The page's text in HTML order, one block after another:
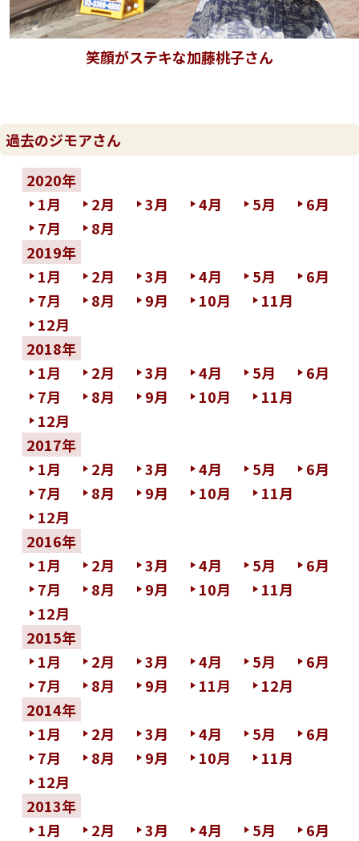
笑顔がステキな加藤桃子さん
過去のジモアさん
2020年
1月
2月 3月 4月 5月
6月
7月
8月
2019年
1月
2月 3月 4月 5月
6月
7月
8月 9月 10月
11月
12月
2018年
1月
2月 3月 4月 5月
6月
7月
8月 9月 10月
11月
12月
2017年
1月
2月 3月 4月 5月
6月
7月
8月 9月 10月
11月
12月
2016年
1月
2月 3月 4月 5月
6月
7月
8月 9月 10月
11月
12月
2015年
1月
2月 3月 4月 5月
6月
7月
8月 9月 11月
12月
2014年
1月
2月 3月 4月 5月
6月
7月
8月 9月 10月
11月
12月
2013年
1月
2月 3月 4月 5月
6月